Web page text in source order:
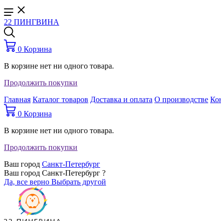
22 ПИНГВИНА
0 Корзина
В корзине нет ни одного товара.
Продолжить покупки
Главная Каталог товаров Доставка и оплата О производстве
0 Корзина
В корзине нет ни одного товара.
Продолжить покупки
Ваш город Санкт-Петербург
Ваш город Санкт-Петербург ?
Да, все верно Выбрать другой